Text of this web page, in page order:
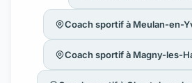
Coach sportif à Meulan-en-
Coach sportif à Magny-les-